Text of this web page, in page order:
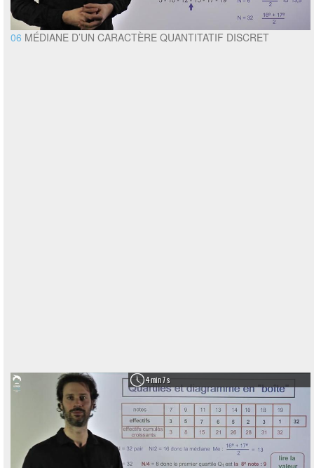
06 MÉDIANE D’UN CARACTÈRE QUANTITATIF DISCRET
4 min 7 s